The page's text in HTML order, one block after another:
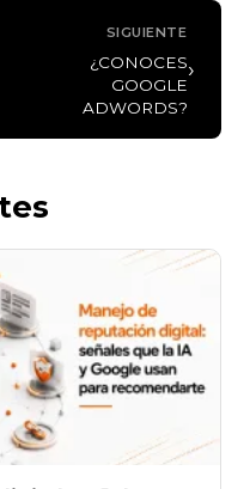
SIGUIENTE
¿CONOCES
GOOGLE
ADWORDS?
›